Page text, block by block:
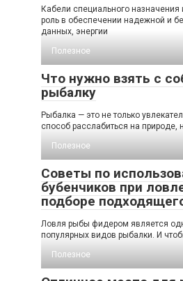
Кабели специального
роль в обеспечении надежной и
данных, энергии
Полезное
Что нужно взять с
рыбалку
Рыбалка — это не только
способ расслабиться на природе,
Полезное
Советы по
бубенчиков при
подборе
Ловля рыбы фидером является
популярных видов рыбалки. И
Полезное